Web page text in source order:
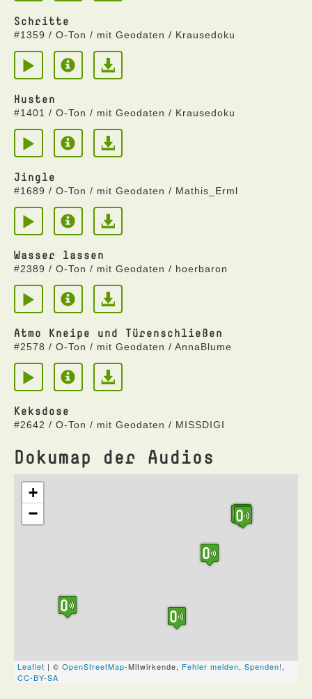
Schritte
#1359 / O-Ton / mit Geodaten / Krausedoku
Husten
#1401 / O-Ton / mit Geodaten / Krausedoku
Jingle
#1689 / O-Ton / mit Geodaten / Mathis_Erml
Wasser lassen
#2389 / O-Ton / mit Geodaten / hoerbaron
Atmo Kneipe und Türenschließen
#2578 / O-Ton / mit Geodaten / AnnaBlume
Keksdose
#2642 / O-Ton / mit Geodaten / MISSDIGI
Dokumap der Audios